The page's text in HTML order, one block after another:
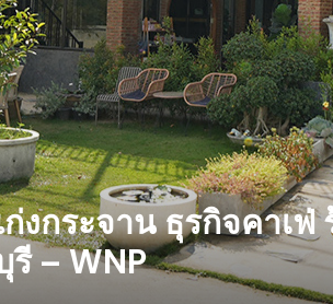
กระจาน ธุรกิจคาเฟ่
รี – WNP